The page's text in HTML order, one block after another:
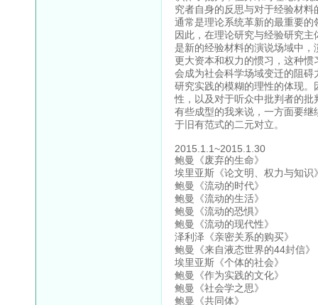
究者自身的反思与对于经验材
通常是理论系统革新的最重要的
因此，在理论研究与经验研究
是新的经验材料的演说场域中
更大资本和权力的惯习，这种
会成为社会科学场域变迁的阻
研究实践的模糊的理性的体现
性，以及对于听众中批判者的
有些成型的我来说，一方面要
于旧有范式的二元对立。
2015.1.1~2015.1.30
鲍曼《废弃的生命》
埃里亚斯《论文明、权力与知识
鲍曼《流动的时代》
鲍曼《流动的生活》
鲍曼《流动的恐惧》
鲍曼《流动的现代性》
泽利泽《亲密关系的购买》
鲍曼《来自液态世界的44封信》
埃里亚斯《个体的社会》
鲍曼《作为实践的文化》
鲍曼《社会学之思》
鲍曼《共同体》